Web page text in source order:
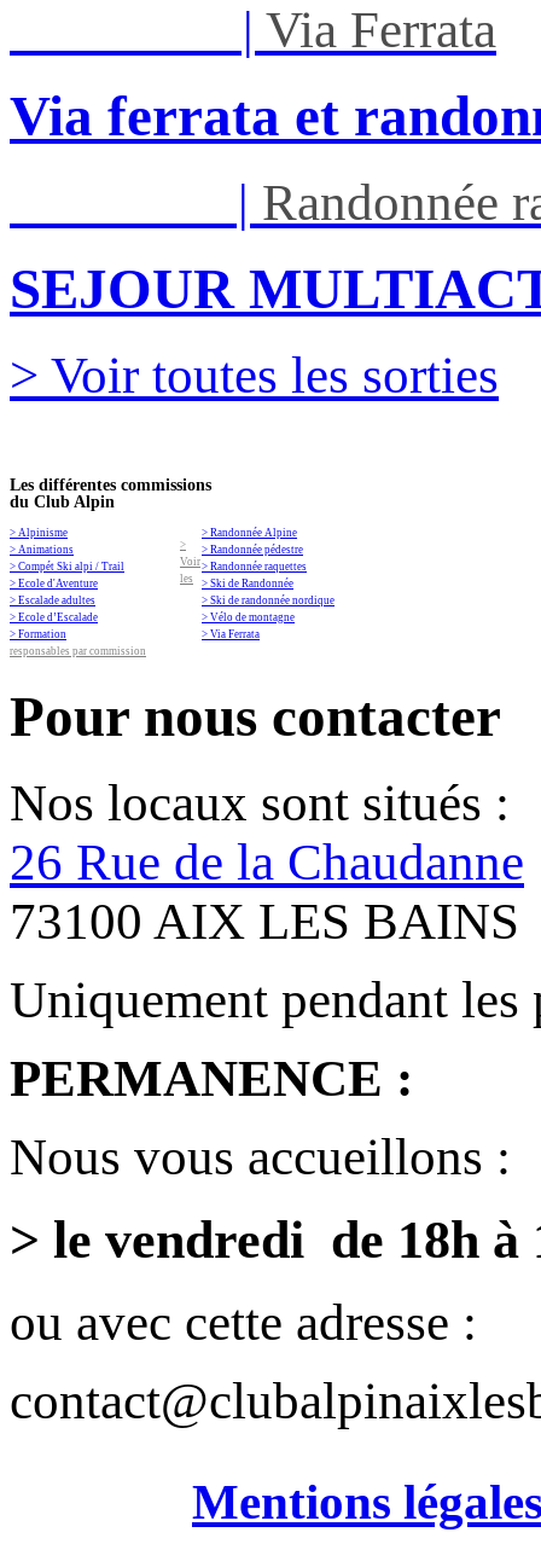
| Via Ferrata
Via ferrata et
| Randonnée
SEJOUR
> Voir toutes les sorties
Les différentes commissions
du Club Alpin
> Alpinisme
> Animations
> Compét Ski alpi / Trail
> Ecole d'Aventure
> Escalade adultes
> Ecole d’Escalade
> Formation
> Randonnée Alpine
> Randonnée pédestre
> Randonnée raquettes
> Ski de Randonnée
> Ski de randonnée nordique
> Vélo de montagne
> Via Ferrata
>
Voir
les
responsables par commission
Pour nous contacter
Nos locaux sont situés :
26 Rue de la Chaudanne
73100 AIX LES BAINS
Uniquement pendant les
PERMANENCE :
Nous vous accueillons :
> le vendredi de 18h à
ou avec cette adresse :
Mentions